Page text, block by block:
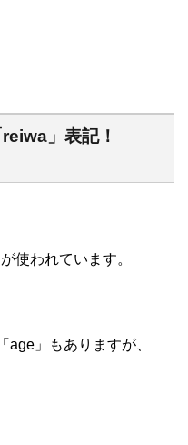
reiwa」表記！
が使われています。
」もありますが、